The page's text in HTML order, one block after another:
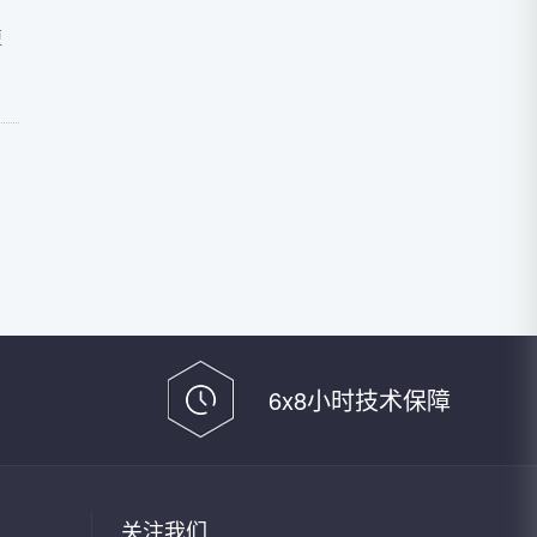
6x8小时技术保障
关注我们